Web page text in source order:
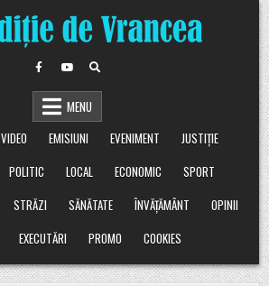
MENU
VIDEO EMISIUNI EVENIMENT
JUSTIȚIE
POLITIC LOCAL ECONOMIC
SPORT
STRĂZI SĂNĂTATE ÎNVĂȚĂMÂNT
OPINII
EXECUTĂRI PROMO COOKIES